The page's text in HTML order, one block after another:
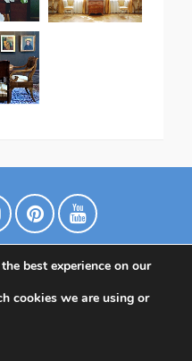
best experience on our
cookies we are using or